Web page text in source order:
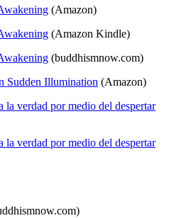
(Amazon)
(Amazon Kindle)
(buddhismnow.com)
Sudden Illumination (Amazon)
verdad por medio del despertar
verdad por medio del despertar